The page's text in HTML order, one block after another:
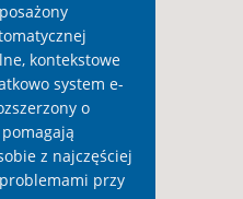
kontekstowe
system e-
o
z najczęściej
przy